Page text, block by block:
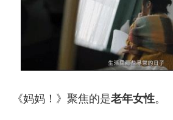
《妈妈！》聚焦的是老年女性。